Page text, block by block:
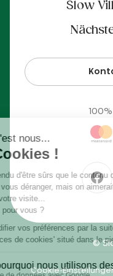
Slow
©
Cookie-